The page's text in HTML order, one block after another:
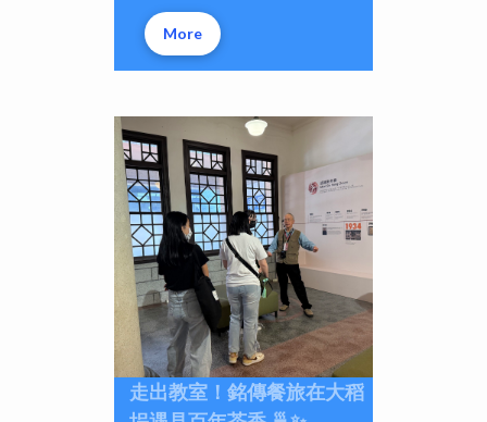
More
走出教室！銘傳餐旅在大稻